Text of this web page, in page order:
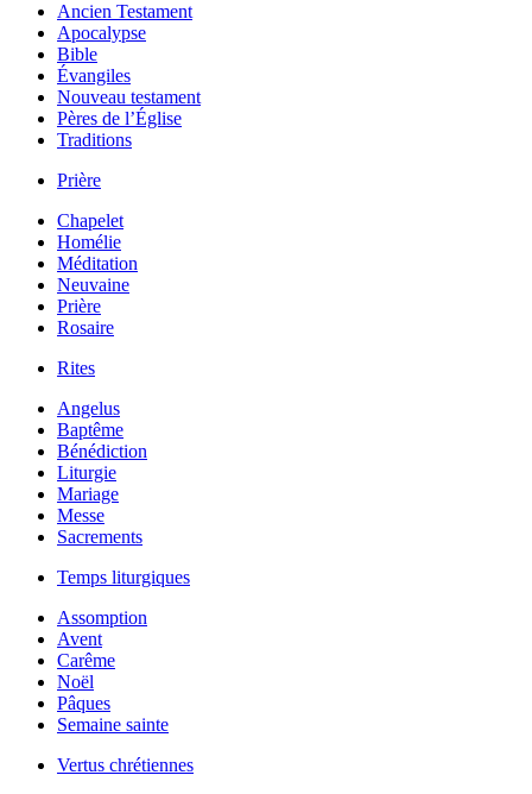
Ancien Testament
Apocalypse
Bible
Évangiles
Nouveau testament
Pères de l’Église
Traditions
Prière
Chapelet
Homélie
Méditation
Neuvaine
Prière
Rosaire
Rites
Angelus
Baptême
Bénédiction
Liturgie
Mariage
Messe
Sacrements
Temps liturgiques
Assomption
Avent
Carême
Noël
Pâques
Semaine sainte
Vertus chrétiennes